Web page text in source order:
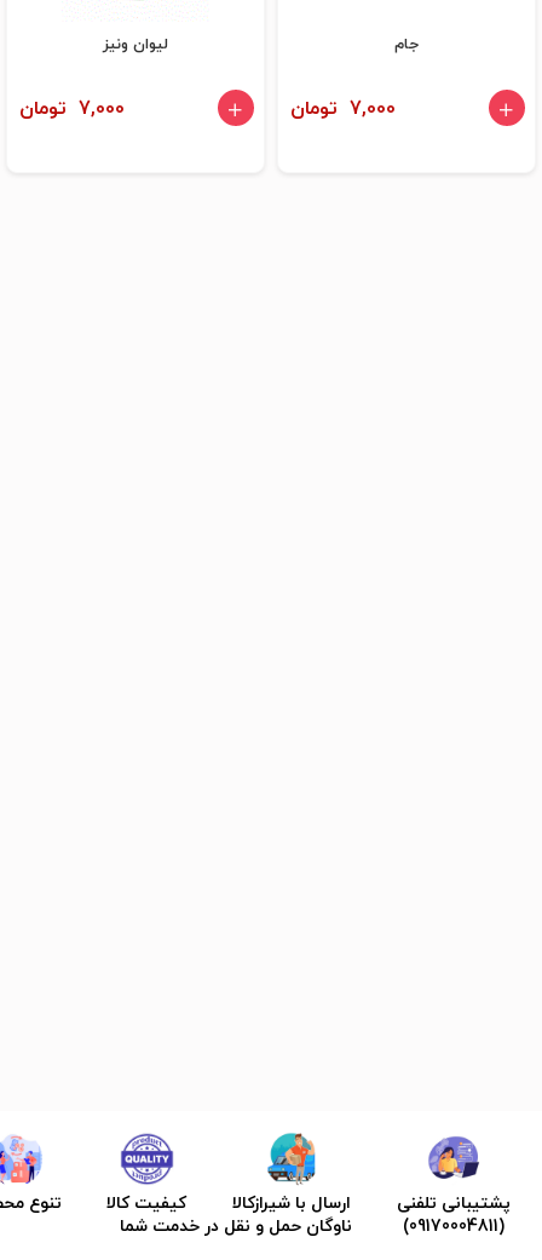
جام
7,000 تومان
لیوان ونیز
7,000 تومان
پشتیبانی تلفنی
(09170004811)
ارسال با شیرازکالا
ناوگان حمل و نقل در خدمت شما
کیفیت کالا تنوع